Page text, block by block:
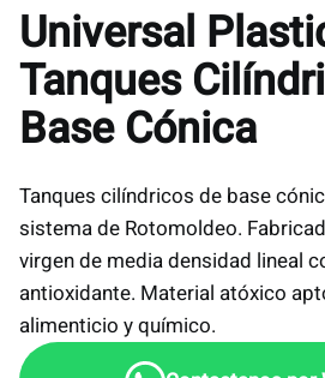
Universal
Tanques
Base Cónica
Tanques cilíndricos de base
sistema de Rotomoldeo.
virgen de media densidad lineal
antioxidante. Material atóxico
alimenticio y químico.